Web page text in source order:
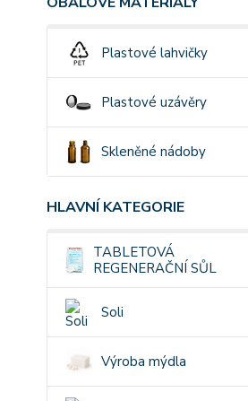
Plastové lahvičky
Plastové uzávěry
Skleněné nádoby
HLAVNÍ KATEGORIE
TABLETOVÁ
REGENERAČNÍ SŮL
Soli
Výroba mýdla